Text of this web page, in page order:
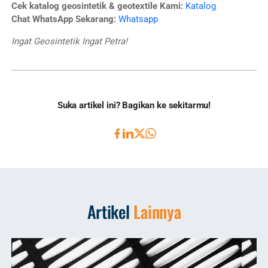
Cek katalog geosintetik & geotextile Kami: Katalog
Chat WhatsApp Sekarang:Whatsapp
Ingat Geosintetik Ingat Petra!
Suka artikel ini? Bagikan ke sekitarmu!
ArtikelLainnya